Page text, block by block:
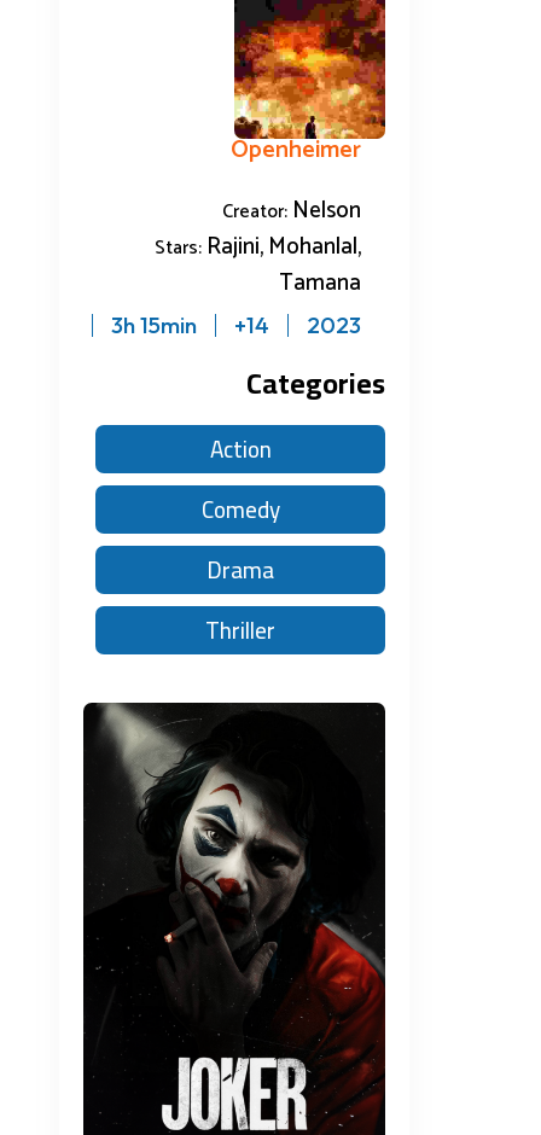
Openheimer
Creator: Nelson
Stars: Rajini, Mohanlal,
Tamana
2023
14+
3h 15min
Categories
Action
Comedy
Drama
Thriller